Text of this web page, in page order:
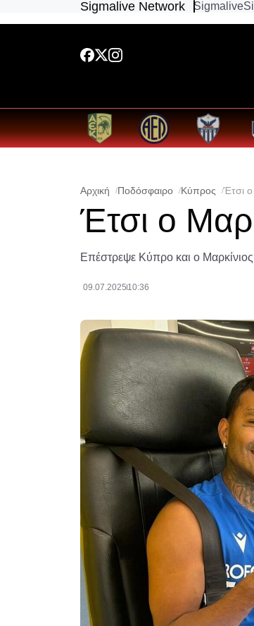
Sigmalive Network Sigmalive
Αρχική Ποδόσφαιρο Κύπρος Έτσι ο
Έτσι ο
Επέστρεψε Κύπρο και ο
09.07.2025 10:36